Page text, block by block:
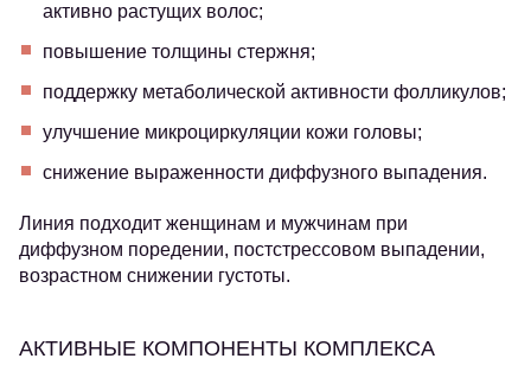
активно растущих волос;
повышение толщины стержня;
поддержку метаболической активности фолликулов;
улучшение микроциркуляции кожи головы;
снижение выраженности диффузного выпадения.
Линия подходит женщинам и мужчинам при
диффузном поредении, постстрессовом выпадении,
возрастном снижении густоты.
АКТИВНЫЕ КОМПОНЕНТЫ КОМПЛЕКСА